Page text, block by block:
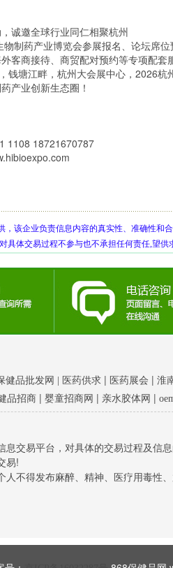
诚邀全球行业同仁相聚杭州
物制药产业博览会参展报名、论坛席
客商接待、商贸配对预约等专项配套
塘江畔，杭州大会展中心，2026杭
产业创新生态圈！
1108 18721670787
，该企业负责信息内容的真实性、准确性和合
具体交易过程不参与也不承担任何责任,望供
健品批发网 | 医药供求 | 医药展会 | 淮
品招商 | 婴童招商网 | 亲水胶体网 |
息交易平台，对具体的交易过程及信
易!
人不得发布麻醉、精神、医疗用毒性